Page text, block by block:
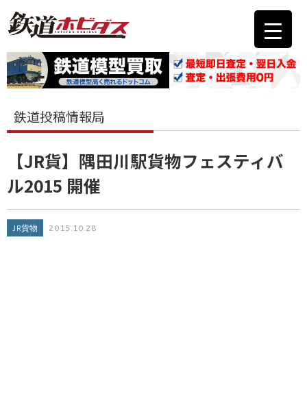
鉄道投稿情報局
【JR貨】隅田川駅貨物フェスティバ
ル2015 開催
JR貨物 2015.10.28